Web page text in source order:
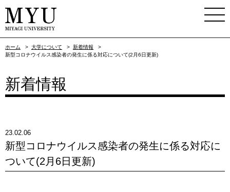
ホーム > 大学について > 新着情報
>
新型コロナウイルス感染者の発生に係る対応について(2月6日更新)
新着情報
23.02.06
新型コロナウイルス感染者の発生に係る対応に
ついて(2月6日更新)